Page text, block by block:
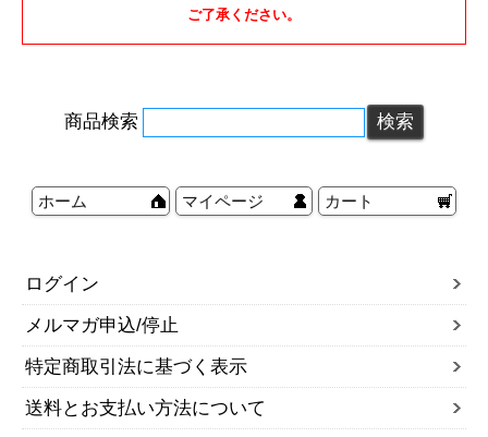
ご了承ください。
商品検索
ホーム マイページ カート
ログイン
メルマガ申込/停止
特定商取引法に基づく表示
送料とお支払い方法について